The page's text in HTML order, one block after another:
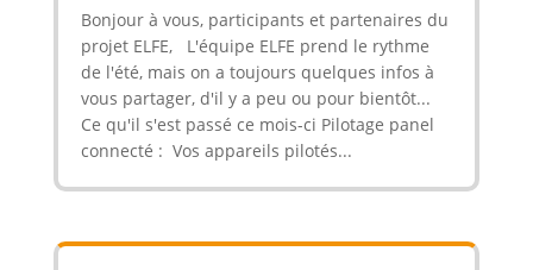
Bonjour à vous, participants et partenaires du
projet ELFE, L'équipe ELFE prend le rythme
de l'été, mais on a toujours quelques infos à
vous partager, d'il y a peu ou pour bientôt...
Ce qu'il s'est passé ce mois-ci Pilotage panel
connecté : Vos appareils pilotés...